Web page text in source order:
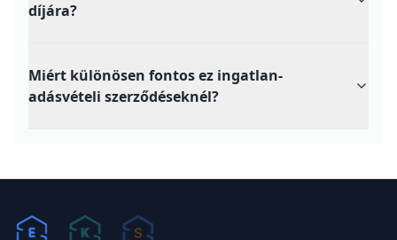
díjára?
Miért különösen fontos ez ingatlan-
adásvételi szerződéseknél?